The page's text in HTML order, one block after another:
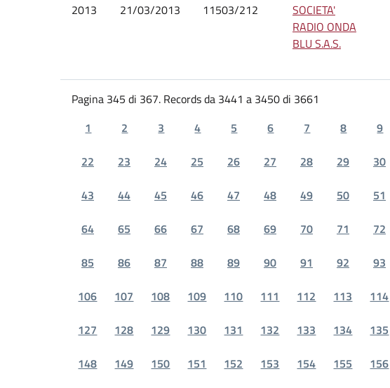
2013 21/03/2013 11503/212
SOCIETA'
RADIO ONDA
BLU S.A.S.
Pagina 345 di 367. Records da 3441 a 3450 di 3661
1
2 3 4 5 6 7 8 9
22
23 24 25 26 27 28 29 30
43
44 45 46 47 48 49 50 51
64
65 66 67 68 69 70 71 72
85
86 87 88 89 90 91 92 93
106
107 108 109 110 111 112 113 114
127
128 129 130 131 132 133 134 135
148
149 150 151 152 153 154 155 156